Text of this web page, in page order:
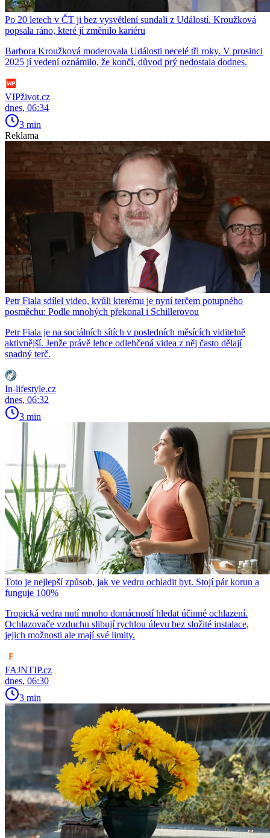
Po 20 letech v ČT ji bez vysvětlení sundali z Událostí. Kroužková
popsala ráno, které jí změnilo kariéru
Barbora Kroužková moderovala Události necelé tři roky. V prosinci
2025 jí vedení oznámilo, že končí, důvod prý nedostala dodnes.
VIPživot.cz
dnes, 06:34
3 min
Reklama
Petr Fiala sdílel video, kvůli kterému je nyní terčem potupného
posměchu: Podle mnohých překonal i Schillerovou
Petr Fiala je na sociálních sítích v posledních měsících viditelně
aktivnější. Jenže právě lehce odlehčená videa z něj často dělají
snadný terč.
In-lifestyle.cz
dnes, 06:32
3 min
Toto je nejlepší způsob, jak ve vedru ochladit byt. Stojí pár korun a
funguje 100%
Tropická vedra nutí mnoho domácností hledat účinné ochlazení.
Ochlazovače vzduchu slibují rychlou úlevu bez složité instalace,
jejich možnosti ale mají své limity.
FAJNTIP.cz
dnes, 06:30
3 min